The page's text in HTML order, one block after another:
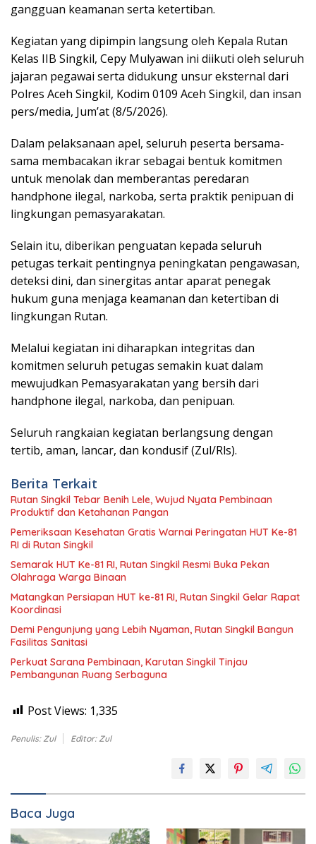
gangguan keamanan serta ketertiban.
Kegiatan yang dipimpin langsung oleh Kepala Rutan
Kelas IIB Singkil, Cepy Mulyawan ini diikuti oleh seluruh
jajaran pegawai serta didukung unsur eksternal dari
Polres Aceh Singkil, Kodim 0109 Aceh Singkil, dan insan
pers/media, Jum’at (8/5/2026).
Dalam pelaksanaan apel, seluruh peserta bersama-
sama membacakan ikrar sebagai bentuk komitmen
untuk menolak dan memberantas peredaran
handphone ilegal, narkoba, serta praktik penipuan di
lingkungan pemasyarakatan.
Selain itu, diberikan penguatan kepada seluruh
petugas terkait pentingnya peningkatan pengawasan,
deteksi dini, dan sinergitas antar aparat penegak
hukum guna menjaga keamanan dan ketertiban di
lingkungan Rutan.
Melalui kegiatan ini diharapkan integritas dan
komitmen seluruh petugas semakin kuat dalam
mewujudkan Pemasyarakatan yang bersih dari
handphone ilegal, narkoba, dan penipuan.
Seluruh rangkaian kegiatan berlangsung dengan
tertib, aman, lancar, dan kondusif (Zul/Rls).
Berita Terkait
Rutan Singkil Tebar Benih Lele, Wujud Nyata Pembinaan
Produktif dan Ketahanan Pangan
Pemeriksaan Kesehatan Gratis Warnai Peringatan HUT Ke-81
RI di Rutan Singkil
Semarak HUT Ke-81 RI, Rutan Singkil Resmi Buka Pekan
Olahraga Warga Binaan
Matangkan Persiapan HUT ke-81 RI, Rutan Singkil Gelar Rapat
Koordinasi
Demi Pengunjung yang Lebih Nyaman, Rutan Singkil Bangun
Fasilitas Sanitasi
Perkuat Sarana Pembinaan, Karutan Singkil Tinjau
Pembangunan Ruang Serbaguna
Post Views: 1,335
Penulis: Zul Editor: Zul
Baca Juga